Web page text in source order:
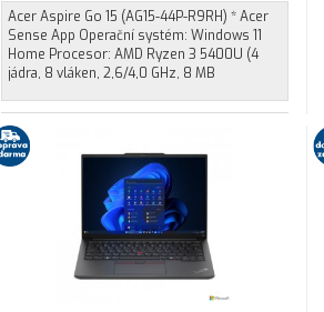
Acer Aspire Go 15 (AG15-44P-R9RH) * Acer
Sense App Operační systém: Windows 11
Home Procesor: AMD Ryzen 3 5400U (4
jádra, 8 vláken, 2,6/4,0 GHz, 8 MB